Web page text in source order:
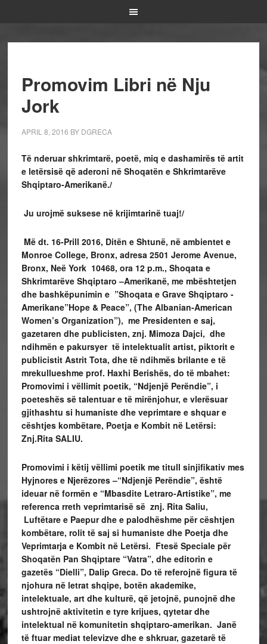
Promovim Libri në Nju
Jork
APRIL 8, 2016 BY DGRECA
Të nderuar shkrimtarë, poetë, miq e dashamirës të artit
e letërsisë që aderoni në Shoqatën e Shkrimtarëve
Shqiptaro-Amerikanë./
Ju urojmë suksese në krijimtarinë tuaj!/
Më dt. 16-Prill 2016, Ditën e Shtunë, në ambientet e
Monroe College, Bronx, adresa 2501 Jerome Avenue,
Bronx, Neë York 10468, ora 12 p.m., Shoqata e
Shkrimtarëve Shqiptaro –Amerikanë, me mbështetjen
dhe bashkëpunimin e ”Shoqata e Grave Shqiptaro -
Amerikane”Hope & Peace”, (The Albanian-American
Women’s Organization”), me Presidenten e saj,
gazetaren dhe publicisten, znj. Mimoza Dajci, dhe
ndihmën e pakursyer të intelektualit artist, piktorit e
publicistit Astrit Tota, dhe të ndihmës brilante e të
mrekullueshme prof. Haxhi Berishës, do të mbahet:
Promovimi i vëllimit poetik, “Ndjenjë Perëndie”, i
poeteshës së talentuar e të mirënjohur, e vlerësuar
gjithashtu si humaniste dhe veprimtare e shquar e
cështjes kombëtare, Poetja e Kombit në Letërsi:
Znj.Rita SALIU.
Promovimi i këtij vëllimi poetik me titull sinjifikativ mes
Hyjnores e Njerëzores –“Ndjenjë Perëndie”, është
ideuar në formën e “Mbasdite Letraro-Artistike”, me
referenca rreth veprimtarisë së znj. Rita Saliu,
Luftëtare e Paepur dhe e palodhëshme për cështjen
kombëtare, rolit të saj si humaniste dhe Poetja dhe
Veprimtarja e Kombit në Letërsi. Ftesë Speciale për
Shoqatën Pan Shqiptare “Vatra”, dhe editorin e
gazetës “Dielli”, Dalip Greca. Do të referojnë figura të
njohura në letrat shqipe, botën akademike,
intelektuale, art dhe kulturë, që jetojnë, punojnë dhe
ushtrojnë aktivitetin e tyre krijues, qytetar dhe
intelektual në komunitetin shqiptaro-amerikan. Janë
të ftuar mediat televizve dhe e shkruar, gazetarë të